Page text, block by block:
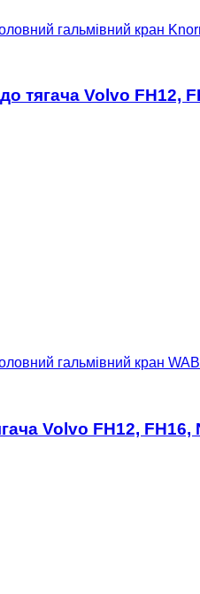
гальмівний кран
тягача Volvo FH12,
гальмівний кран
Volvo FH12, FH16,